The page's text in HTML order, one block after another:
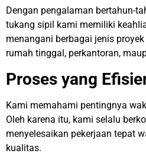
Dengan pengalaman bertahun-
tukang sipil kami memiliki
menangani berbagai jenis
rumah tinggal, perkantoran,
Proses yang
Kami memahami pentingnya
Oleh karena itu, kami selalu
menyelesaikan pekerjaan tepat
kualitas.